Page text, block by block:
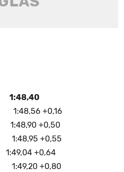
1:48,40
1:48,56 +0,16
1:48,90 +0,50
1:48,95 +0,55
+0,64
1:49,20 +0,80